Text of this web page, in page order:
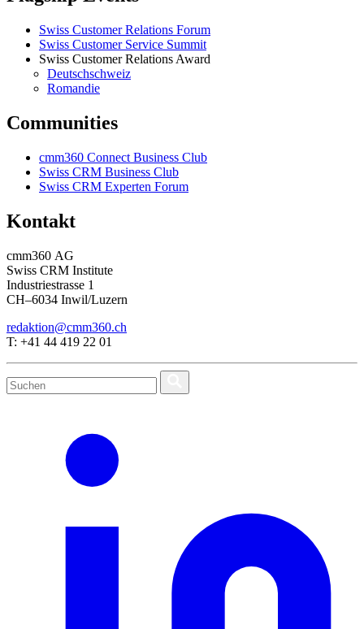
Swiss Customer Relations Forum
Swiss Customer Service Summit
Swiss Customer Relations Award
Deutschschweiz
Romandie
Communities
cmm360 Connect Business Club
Swiss CRM Business Club
Swiss CRM Experten Forum
Kontakt
cmm360 AG
Swiss CRM Institute
Industriestrasse 1
CH–6034 Inwil/Luzern
redaktion@cmm360.ch
T: +41 44 419 22 01